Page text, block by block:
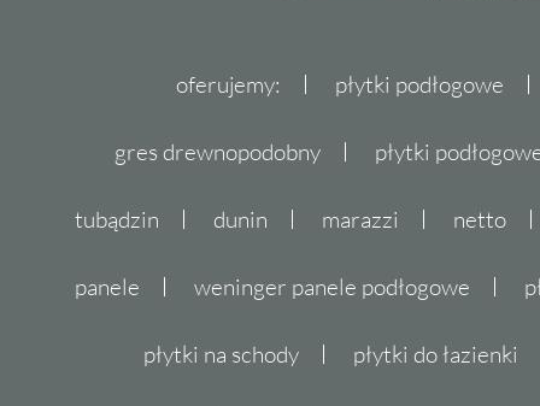
oferujemy: płytki podłogowe
gres drewnopodobny płytki
tubądzin dunin marazzi netto
panele weninger panele podłogowe
płytki na schody płytki do łazienki